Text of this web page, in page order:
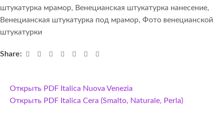
штукатурка мрамор, Венецианская штукатурка нанесение,
Венецианская штукатурка под мрамор, Фото венецианской
штукатурки
Share:
Открыть PDF Italica Nuova Venezia
Открыть PDF Italica Cera (Smalto, Naturale, Perla)